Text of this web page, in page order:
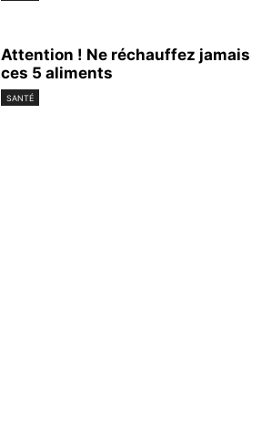
Attention ! Ne réchauffez jamais
ces 5 aliments
SANTÉ